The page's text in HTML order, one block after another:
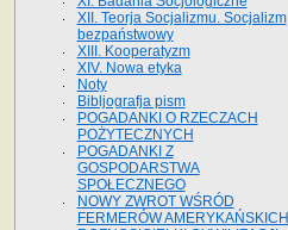
XII. Teorja Socjalizmu. Socjalizm
bezpaństwowy
XIII. Kooperatyzm
XIV. Nowa etyka
Noty
Bibljografja pism
POGADANKI O RZECZACH
POŻYTECZNYCH
POGADANKI Z
GOSPODARSTWA
SPOŁECZNEGO
NOWY ZWROT WŚRÓD
FERMERÓW AMERYKAŃSKICH